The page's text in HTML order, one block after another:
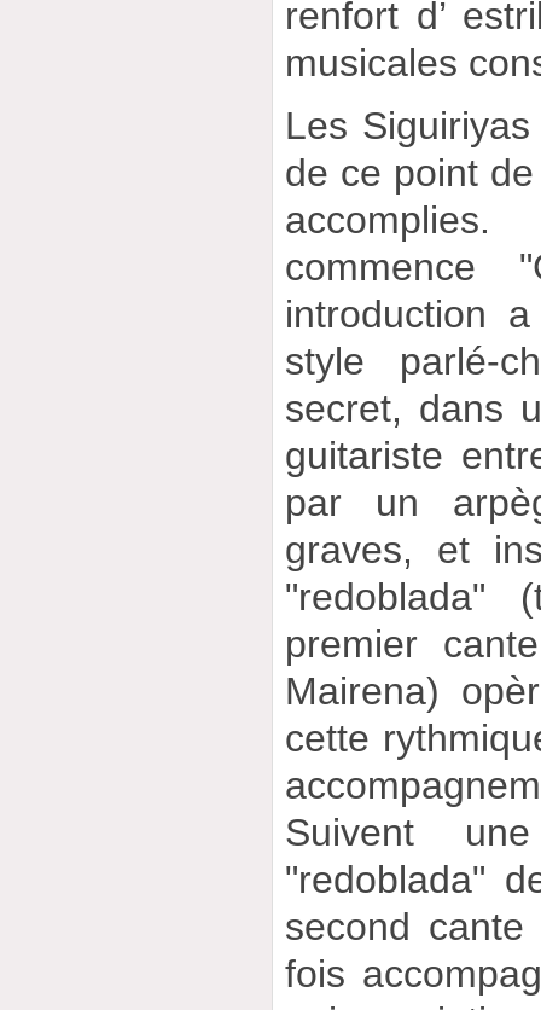
renfort d’
musicales
Les
de ce point
commence
introduction
style parlé-
secret, dans
guitariste
par un
graves, et
"redoblada"
premier
Mairena)
cette
Suivent
"redoblada"
second
fois